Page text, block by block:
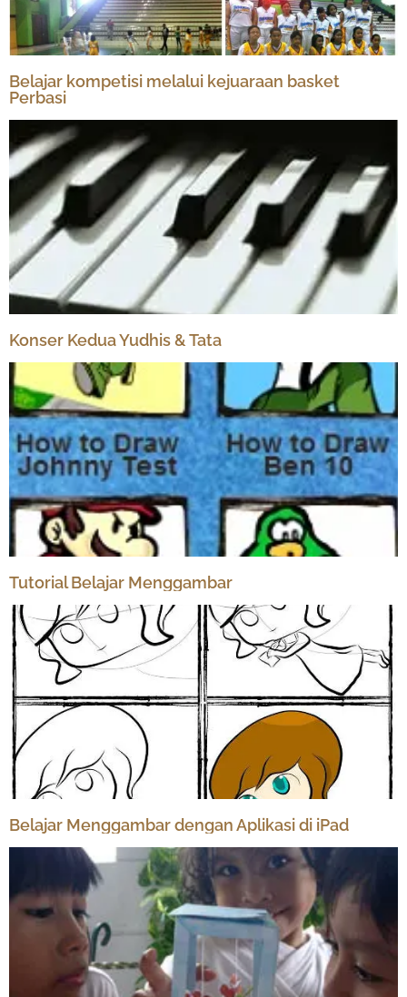
Belajar kompetisi melalui kejuaraan basket
Perbasi
Konser Kedua Yudhis & Tata
Tutorial Belajar Menggambar
Belajar Menggambar dengan Aplikasi di iPad